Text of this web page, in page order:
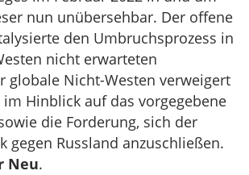
nun unübersehbar. Der offene
den Umbruchsprozess in
nicht erwarteten
globale Nicht-Westen verweigert
Hinblick auf das vorgegebene
die Forderung, sich der
gegen Russland anzuschließen.
Neu.